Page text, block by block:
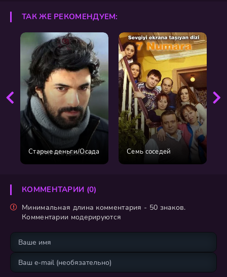
ТАК ЖЕ РЕКОМЕНДУЕМ:
Старые деньги/Осада Семь соседей
КОММЕНТАРИИ (0)
Минимальная длина комментария - 50 знаков.
Комментарии модерируются